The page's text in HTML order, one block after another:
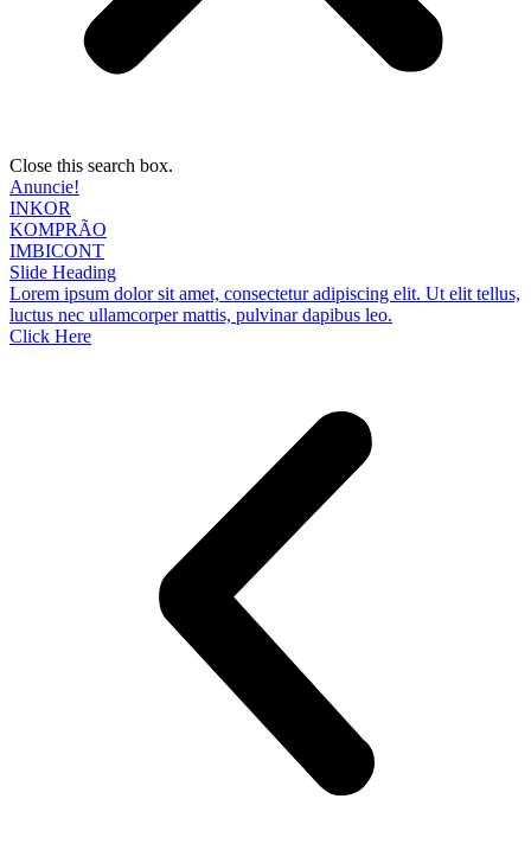
Close this search box.
Anuncie!
INKOR
KOMPRÃO
IMBICONT
Slide Heading
Lorem ipsum dolor sit amet, consectetur adipiscing elit. Ut elit tellus,
luctus nec ullamcorper mattis, pulvinar dapibus leo.
Click Here